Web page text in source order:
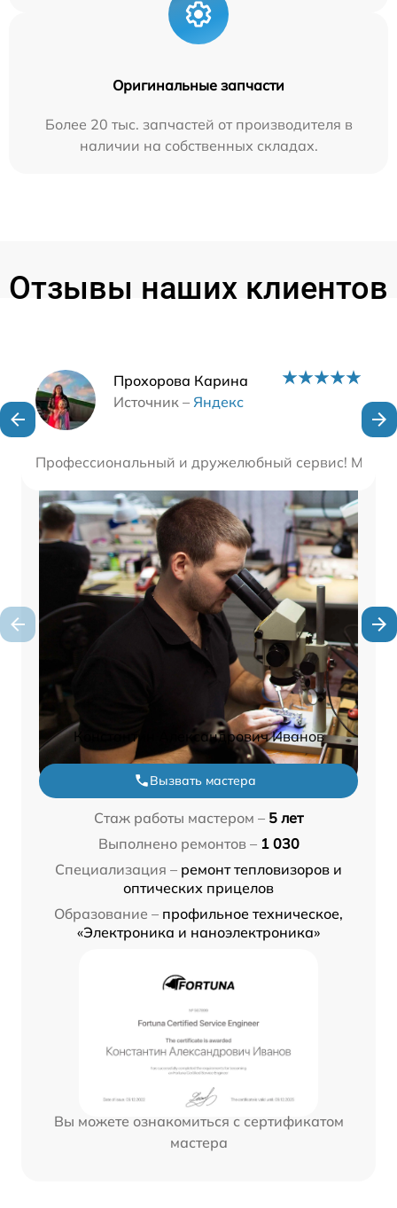
Оригинальные запчасти
Более 20 тыс. запчастей от производителя в
наличии на собственных складах.
Отзывы наших клиентов
Прохорова Карина
Источник – Яндекс
Профессиональный и дружелюбный сервис!
Наши мастера
Константин Александрович Иванов
Вызвать мастера
Стаж работы мастером – 5 лет
Выполнено ремонтов – 1 030
Специализация – ремонт тепловизоров и
оптических прицелов
Образование – профильное техническое,
«Электроника и наноэлектроника»
Вы можете ознакомиться с сертификатом
мастера